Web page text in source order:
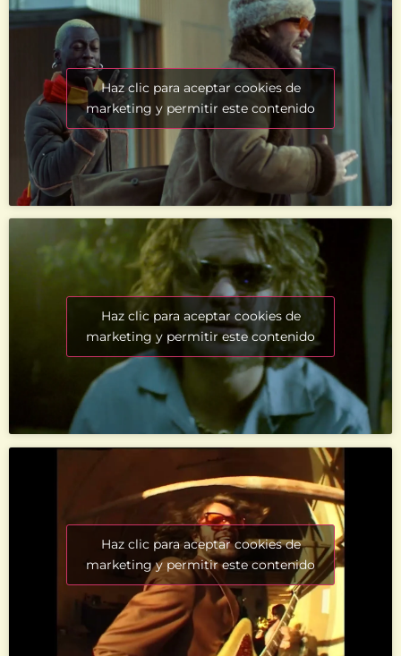
Haz clic para aceptar cookies de
marketing y permitir este contenido
Haz clic para aceptar cookies de
marketing y permitir este contenido
Haz clic para aceptar cookies de
marketing y permitir este contenido